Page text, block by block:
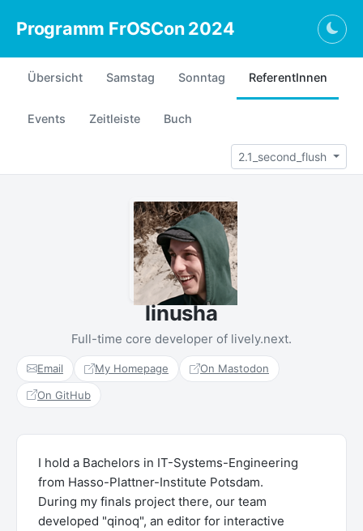
Programm FrOSCon 2024
Übersicht Samstag Sonntag ReferentInnen
Events Zeitleiste Buch
2.1_second_flush
linusha
Full-time core developer of lively.next.
Email My Homepage On Mastodon
On GitHub
I hold a Bachelors in IT-Systems-Engineering
from Hasso-Plattner-Institute Potsdam.
During my finals project there, our team
developed "qinoq", an editor for interactive